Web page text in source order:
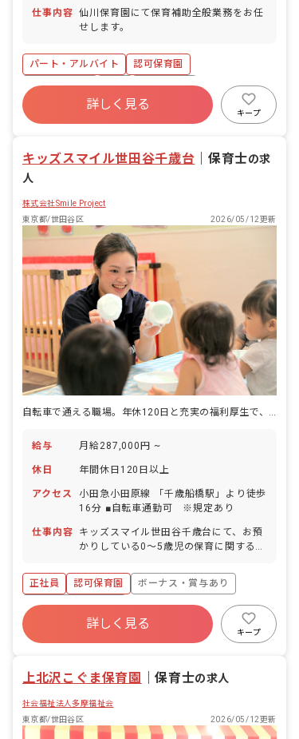
仕事内容 仙川保育園にて保育補助全般業務をお任
せします。
パート・アルバイト
認可保育園
社会保険完備
有給
残業少なめ
社会福祉法人
未経験歓迎
新卒も歓迎
詳しく見る
キープ
キッズスマイル世田谷千歳台 保育士の求
人
株式会社Smile Project
東京都/世田谷区
2026/05/12更新
給与 月給287,000円 ~
休日 年間休日120日以上
アクセス
小田急小田原線 「千歳船橋駅」より徒歩
16分 ■自転車通勤可 ※規定あり
仕事内容
キッズスマイル世田谷千歳台にて、お預
かりしている0～5歳児の保育に関する業
事は園職員で相談し、各園の特色を出し
ながら展開しています。
正社員 認可保育園
ボーナス・賞与あり
年間休日120日以上
寮・住宅・家賃補助あり
社会保険完備
残業少なめ
詳しく見る
キープ
上北沢こぐま保育園 ｜保育士の求人
社会福祉法人多摩福祉会
東京都/世田谷区
2026/05/12更新